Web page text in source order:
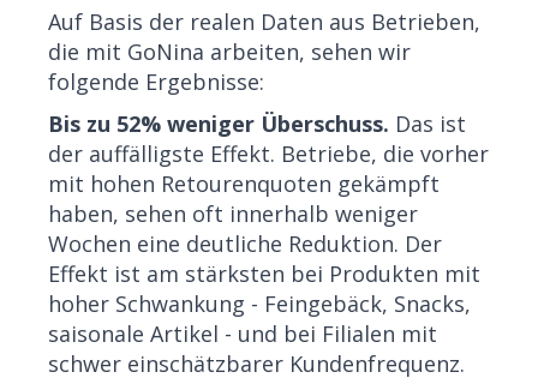
Auf Basis der realen Daten aus Betrieben,
die mit GoNina arbeiten, sehen wir
folgende Ergebnisse:
Bis zu 52% weniger Überschuss. Das ist
der auffälligste Effekt. Betriebe, die vorher
mit hohen Retourenquoten gekämpft
haben, sehen oft innerhalb weniger
Wochen eine deutliche Reduktion. Der
Effekt ist am stärksten bei Produkten mit
hoher Schwankung - Feingebäck, Snacks,
saisonale Artikel - und bei Filialen mit
schwer einschätzbarer Kundenfrequenz.